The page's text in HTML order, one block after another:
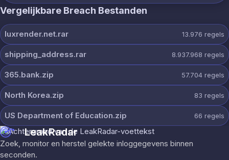
Vergelijkbare Breach Bestanden
luxrender.net.rar 13.976 regels
shipping_address.rar 8.937.968 regels
365.bank.zip 57.704 regels
North Korea.zip 83 regels
US Department of Education.zip 66 regels
LeakRadar
Zoek, monitor en herstel gelekte inloggegevens binnen
seconden.